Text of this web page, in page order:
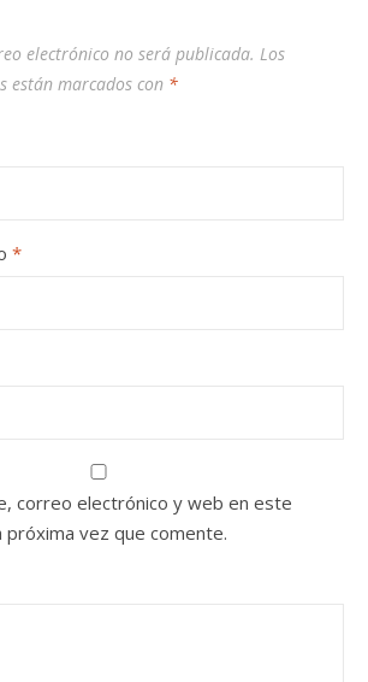
electrónico no será publicada. Los
están marcados con *
*
correo electrónico y web en este
próxima vez que comente.